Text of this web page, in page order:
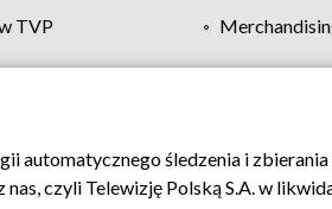
TVP
Moje zgody Pomoc Biuro
śledzenia i
czyli Telewizję Polską S.A. w